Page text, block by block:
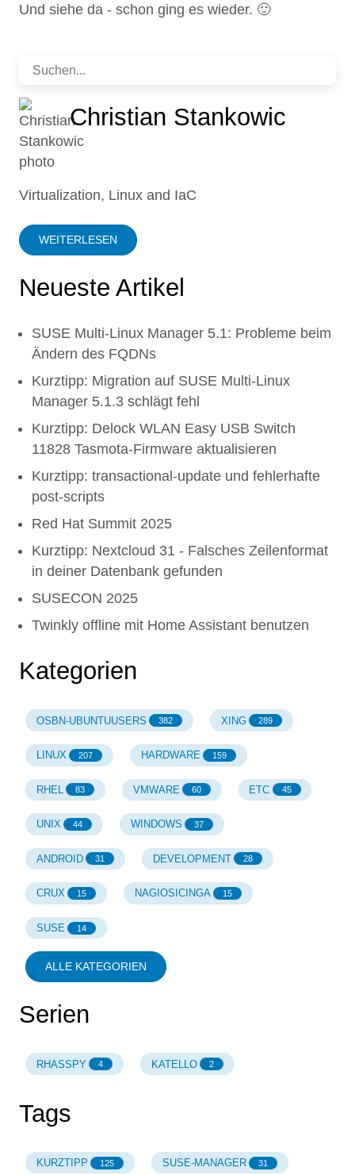
Und siehe da - schon ging es wieder. 🙂
Christian Stankowic
Virtualization, Linux and IaC
WEITERLESEN
Neueste Artikel
SUSE Multi-Linux Manager 5.1: Probleme beim
Ändern des FQDNs
Kurztipp: Migration auf SUSE Multi-Linux
Manager 5.1.3 schlägt fehl
Kurztipp: Delock WLAN Easy USB Switch
11828 Tasmota-Firmware aktualisieren
Kurztipp: transactional-update und fehlerhafte
post-scripts
Red Hat Summit 2025
Kurztipp: Nextcloud 31 - Falsches Zeilenformat
in deiner Datenbank gefunden
SUSECON 2025
Twinkly offline mit Home Assistant benutzen
Kategorien
OSBN-UBUNTUUSERS 382 XING 289
LINUX 207 HARDWARE 159
RHEL 83 VMWARE 60 ETC 45
UNIX 44 WINDOWS 37
ANDROID 31 DEVELOPMENT 28
CRUX 15 NAGIOSICINGA 15
SUSE 14
ALLE KATEGORIEN
Serien
RHASSPY 4 KATELLO 2
Tags
KURZTIPP 125 SUSE-MANAGER 31